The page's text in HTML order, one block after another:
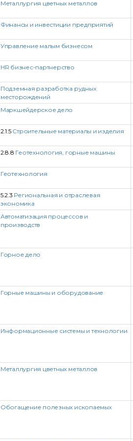
Металлургия цветных металлов
Финансы и инвестиции предприятий
Управление малым бизнесом
HR бизнес-партнерство
Подземная разработка рудных
месторождений
Маркшейдерское дело
2.1.5 Строительные материалы и изделия
2.8.8 Геотехнология, горные машины
Геотехнология
5.2.3 Региональная и отраслевая
экономика
Автоматизация процессов и
производств
Горное дело
Горные машины и оборудование
Информационные системы и технологии
Металлургия цветных металлов
Обогащение полезных ископаемых